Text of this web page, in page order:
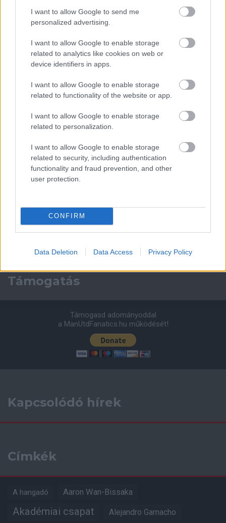
I want to allow Google to send me
personalized advertising.
I want to allow Google to enable storage
related to analytics like cookies on web or
device identifiers in apps.
I want to allow Google to enable storage
related to functionality of the website or app.
I want to allow Google to enable storage
related to personalization.
I want to allow Google to enable storage
related to security, including authentication
functionality and fraud prevention, and other
user protection.
CONFIRM
Data Deletion Data Access Privacy Policy
Meccs Center
Paris Saint-Germainvs
Manchester United
Felkészülési szezon 4. mérkőzés
2026-08-08 17:00
1 nap 0 óra 55 perc 52 másodperc
Manchester United
ELŐZŐ MÉRKŐZÉSEK
Támogatás
Támogasd adományoddal
a ManUtdFanatics.hu működését!
Kapcsolódó hírek
Címkék
A hangadó Aaron Wan-Bissaka
Akadémiai csapat Alejandro Garnacho